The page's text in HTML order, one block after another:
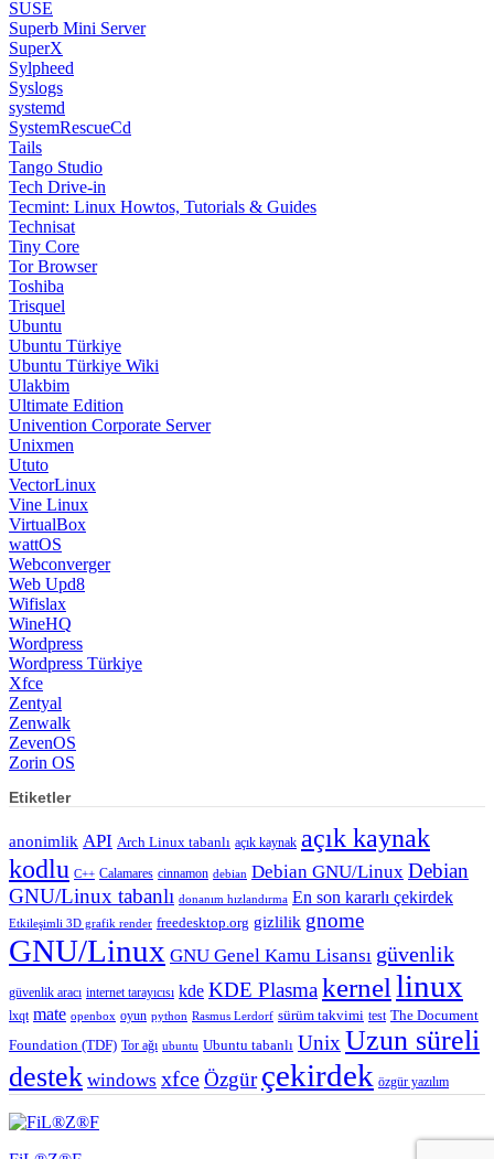
SUSE
Superb Mini Server
SuperX
Sylpheed
Syslogs
systemd
SystemRescueCd
Tails
Tango Studio
Tech Drive-in
Tecmint: Linux Howtos, Tutorials & Guides
Technisat
Tiny Core
Tor Browser
Toshiba
Trisquel
Ubuntu
Ubuntu Türkiye
Ubuntu Türkiye Wiki
Ulakbim
Ultimate Edition
Univention Corporate Server
Unixmen
Ututo
VectorLinux
Vine Linux
VirtualBox
wattOS
Webconverger
Web Upd8
Wifislax
WineHQ
Wordpress
Wordpress Türkiye
Xfce
Zentyal
Zenwalk
ZevenOS
Zorin OS
Etiketler
anonimlik API Arch Linux tabanlı açık kaynak açık kaynak
kodlu C++ Calamares cinnamon debian Debian GNU/Linux Debian
GNU/Linux tabanlı donanım hızlandırma En son kararlı çekirdek
Etkileşimli 3D grafik render freedesktop.org gizlilik gnome
GNU/Linux GNU Genel Kamu Lisansı güvenlik
güvenlik aracı internet tarayıcısı kde KDE Plasmakernel linux
lxqt mate openbox oyun python Rasmus Lerdorf sürüm takvimi test The Document
Foundation (TDF) Tor ağı ubuntu Ubuntu tabanlı Unix Uzun süreli
destek windows xfceÖzgür çekirdek özgür yazılım